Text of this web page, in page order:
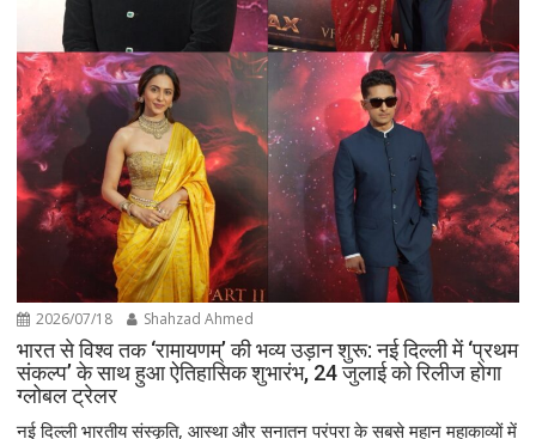
2026/07/18 Shahzad Ahmed
भारत से विश्व तक ‘रामायणम्’ की भव्य उड़ान शुरू: नई दिल्ली में ‘प्रथम
संकल्प’ के साथ हुआ ऐतिहासिक शुभारंभ, 24 जुलाई को रिलीज होगा
ग्लोबल ट्रेलर
नई दिल्ली भारतीय संस्कृति, आस्था और सनातन परंपरा के सबसे महान महाकाव्यों में